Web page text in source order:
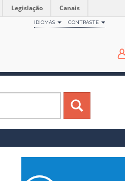
Legislação Canais
IDIOMAS CONTRASTE